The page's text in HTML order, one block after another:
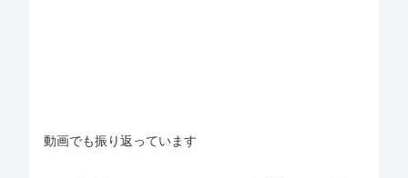
動画でも振り返っています